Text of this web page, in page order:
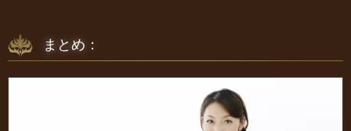
まとめ：